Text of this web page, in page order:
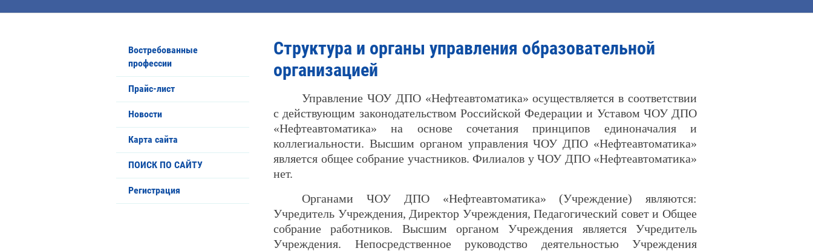
Востребованные
профессии
Прайс-лист
Новости
Карта сайта
ПОИСК ПО САЙТУ
Регистрация
Структура и органы управления образовательной
организацией
Управление ЧОУ ДПО «Нефтеавтоматика» осуществляется в соответствии
с действующим законодательством Российской Федерации и Уставом ЧОУ ДПО
«Нефтеавтоматика» на основе сочетания принципов единоначалия и
коллегиальности. Высшим органом управления ЧОУ ДПО «Нефтеавтоматика»
является общее собрание участников. Филиалов у ЧОУ ДПО «Нефтеавтоматика»
нет.
Органами ЧОУ ДПО «Нефтеавтоматика» (Учреждение) являются:
Учредитель Учреждения, Директор Учреждения, Педагогический совет и Общее
собрание работников. Высшим органом Учреждения является Учредитель
Учреждения. Непосредственное руководство деятельностью Учреждения